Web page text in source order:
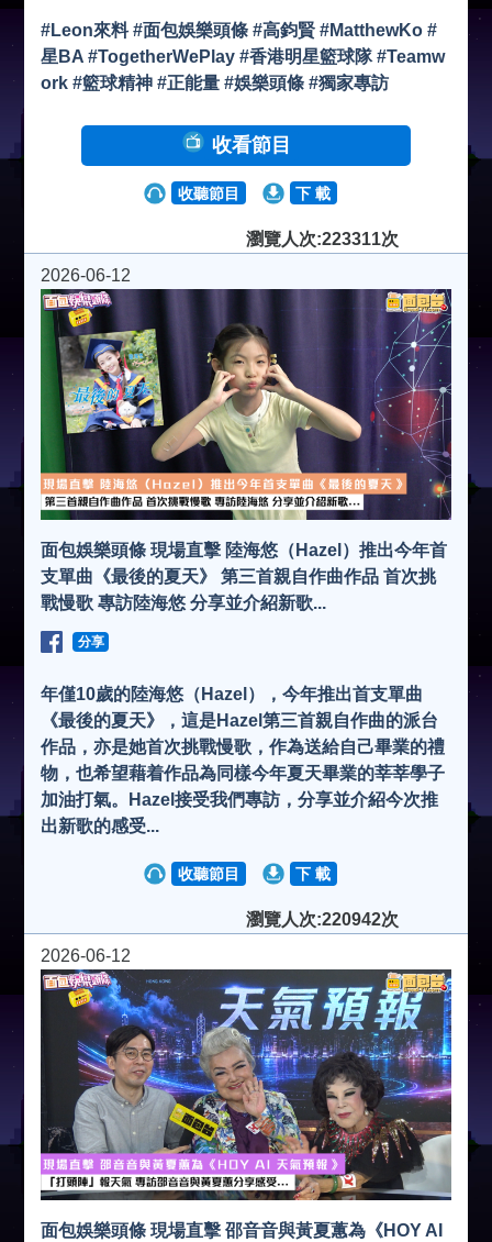
#Leon來料 #面包娛樂頭條 #高鈞賢 #MatthewKo #
星BA #TogetherWePlay #香港明星籃球隊 #Teamw
ork #籃球精神 #正能量 #娛樂頭條 #獨家專訪
收看節目
收聽節目 下 載
瀏覽人次:223311次
2026-06-12
面包娛樂頭條 現場直擊 陸海悠（Hazel）推出今年首
支單曲《最後的夏天》 第三首親自作曲作品 首次挑
戰慢歌 專訪陸海悠 分享並介紹新歌...
分享
年僅10歲的陸海悠（Hazel），今年推出首支單曲
《最後的夏天》，這是Hazel第三首親自作曲的派台
作品，亦是她首次挑戰慢歌，作為送給自己畢業的禮
物，也希望藉着作品為同樣今年夏天畢業的莘莘學子
加油打氣。Hazel接受我們專訪，分享並介紹今次推
出新歌的感受...
收聽節目 下 載
瀏覽人次:220942次
2026-06-12
面包娛樂頭條 現場直擊 邵音音與黃夏蕙為《HOY AI